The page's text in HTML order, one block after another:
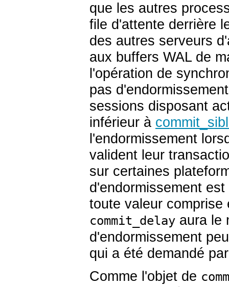
que les autres
file d'attente derrière
des autres serveurs
aux buffers WAL de
l'opération de
pas
sessions disposant
inférieur à
l'endormissement
valident leur
sur certaines
d'endormissement
toute valeur comprise
commit_delay aura le
d'endormissement
qui a été demandé
Comme l'objet de